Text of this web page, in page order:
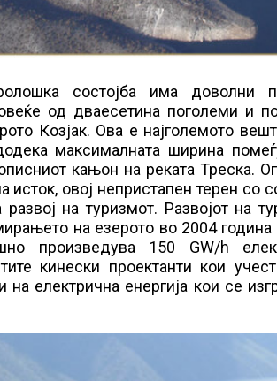
состојба има доволни
од дваесетина поголеми и
Козјак. Ова е најголемото
максималната ширина
кањон на реката Треска.
исток, овој непристапен терен со
на туризмот. Развојот на
на езерото во 2004 година
произведува 150 GW/h
кинески проектанти кои
на електрична енергија кои се